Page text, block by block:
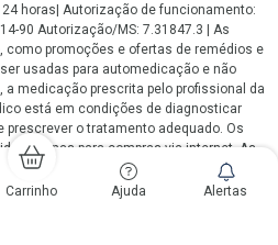
Carrinho Ajuda Alertas
24 horas| Autorização de funcionamento:
90 Autorização/MS: 7.31847.3 | As
promoções e ofertas de remédios e
usadas para automedicação e não
medicação prescrita pelo profissional da
está em condições de diagnosticar
prescrever o tratamento adequado. Os
apenas para compras via internet. As
meramente ilustrativas. *Preços e
no decorrer do dia. Antibióticos e